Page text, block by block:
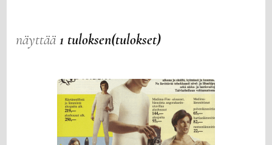
näyttää1 tuloksen(tulokset)